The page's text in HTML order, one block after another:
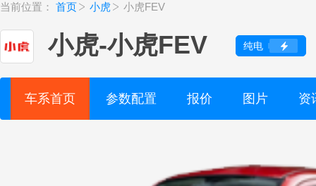
当前位置： 首页 小虎 小虎FEV
小虎-小虎FEV 纯电
车系首页 参数配置 报价 图片 资